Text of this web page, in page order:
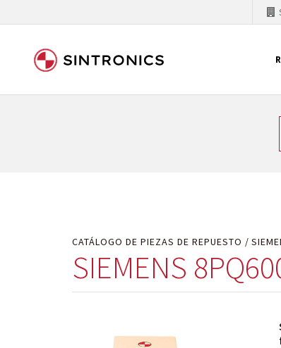
Nuestra colaboración
de módulos descontinuados por módulos
CATÁLOGO DE PIEZAS DE REPUESTO
SIEMENS